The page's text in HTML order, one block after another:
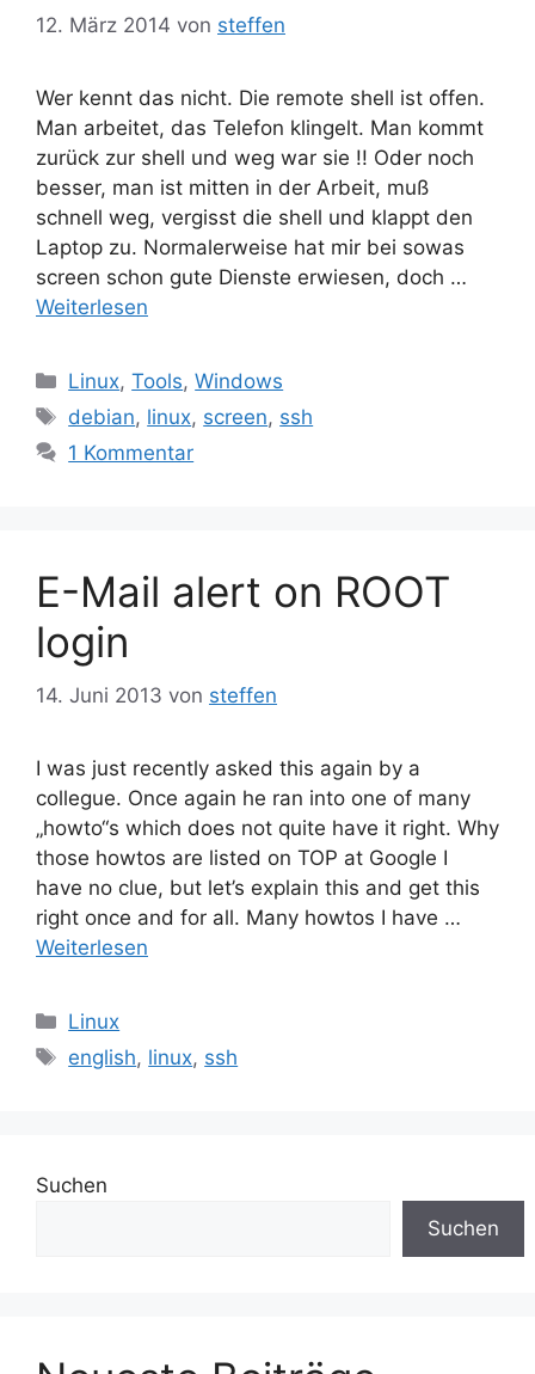
12. März 2014 von steffen
Wer kennt das nicht. Die remote shell ist offen.
Man arbeitet, das Telefon klingelt. Man kommt
zurück zur shell und weg war sie !! Oder noch
besser, man ist mitten in der Arbeit, muß
schnell weg, vergisst die shell und klappt den
Laptop zu. Normalerweise hat mir bei sowas
screen schon gute Dienste erwiesen, doch …
Weiterlesen
Kategorien
Linux,Tools,Windows
Schlagwörter
debian, linux, screen, ssh
1 Kommentar
E-Mail alert on ROOT
login
14. Juni 2013 von steffen
I was just recently asked this again by a
collegue. Once again he ran into one of many
„howto“s which does not quite have it right. Why
those howtos are listed on TOP at Google I
have no clue, but let’s explain this and get this
right once and for all. Many howtos I have …
Weiterlesen
Kategorien
Linux
Schlagwörter
english, linux, ssh
Suchen
Suchen